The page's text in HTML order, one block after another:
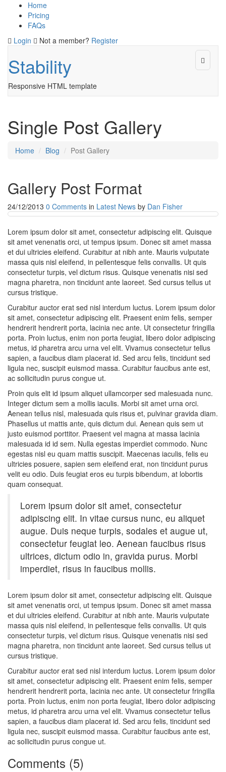
Home
Pricing
FAQs
Login
Not a member? Register
Stability
Responsive HTML template
Single Post Gallery
Home Blog Post Gallery
Gallery Post Format
24/12/2013 0 Comments in Latest News by Dan Fisher
Lorem ipsum dolor sit amet, consectetur adipiscing elit. Quisque
sit amet venenatis orci, ut tempus ipsum. Donec sit amet massa
et dui ultricies eleifend. Curabitur at nibh ante. Mauris vulputate
massa quis nisl eleifend, in pellentesque felis convallis. Ut quis
consectetur turpis, vel dictum risus. Quisque venenatis nisi sed
magna pharetra, non tincidunt ante laoreet. Sed cursus tellus ut
cursus tristique.
Curabitur auctor erat sed nisl interdum luctus. Lorem ipsum dolor
sit amet, consectetur adipiscing elit. Praesent enim felis, semper
hendrerit hendrerit porta, lacinia nec ante. Ut consectetur fringilla
porta. Proin luctus, enim non porta feugiat, libero dolor adipiscing
metus, id pharetra arcu urna vel elit. Vivamus consectetur tellus
sapien, a faucibus diam placerat id. Sed arcu felis, tincidunt sed
ligula nec, suscipit euismod massa. Curabitur faucibus ante est,
ac sollicitudin purus congue ut.
Proin quis elit id ipsum aliquet ullamcorper sed malesuada nunc.
Integer dictum sem a mollis iaculis. Morbi sit amet urna orci.
Aenean tellus nisl, malesuada quis risus et, pulvinar gravida diam.
Phasellus ut mattis ante, quis dictum dui. Aenean quis sem ut
justo euismod porttitor. Praesent vel magna at massa lacinia
malesuada id id sem. Nulla egestas imperdiet commodo. Nunc
egestas nisl eu quam mattis suscipit. Maecenas iaculis, felis eu
ultricies posuere, sapien sem eleifend erat, non tincidunt purus
velit eu odio. Duis feugiat eros eu turpis bibendum, at lobortis
quam consequat.
Lorem ipsum dolor sit amet, consectetur
adipiscing elit. In vitae cursus nunc, eu aliquet
augue. Duis neque turpis, sodales et augue ut,
consectetur feugiat leo. Aenean faucibus risus
ultrices, dictum odio in, gravida purus. Morbi
imperdiet, risus in faucibus mollis.
Lorem ipsum dolor sit amet, consectetur adipiscing elit. Quisque
sit amet venenatis orci, ut tempus ipsum. Donec sit amet massa
et dui ultricies eleifend. Curabitur at nibh ante. Mauris vulputate
massa quis nisl eleifend, in pellentesque felis convallis. Ut quis
consectetur turpis, vel dictum risus. Quisque venenatis nisi sed
magna pharetra, non tincidunt ante laoreet. Sed cursus tellus ut
cursus tristique.
Curabitur auctor erat sed nisl interdum luctus. Lorem ipsum dolor
sit amet, consectetur adipiscing elit. Praesent enim felis, semper
hendrerit hendrerit porta, lacinia nec ante. Ut consectetur fringilla
porta. Proin luctus, enim non porta feugiat, libero dolor adipiscing
metus, id pharetra arcu urna vel elit. Vivamus consectetur tellus
sapien, a faucibus diam placerat id. Sed arcu felis, tincidunt sed
ligula nec, suscipit euismod massa. Curabitur faucibus ante est,
ac sollicitudin purus congue ut.
Comments (5)